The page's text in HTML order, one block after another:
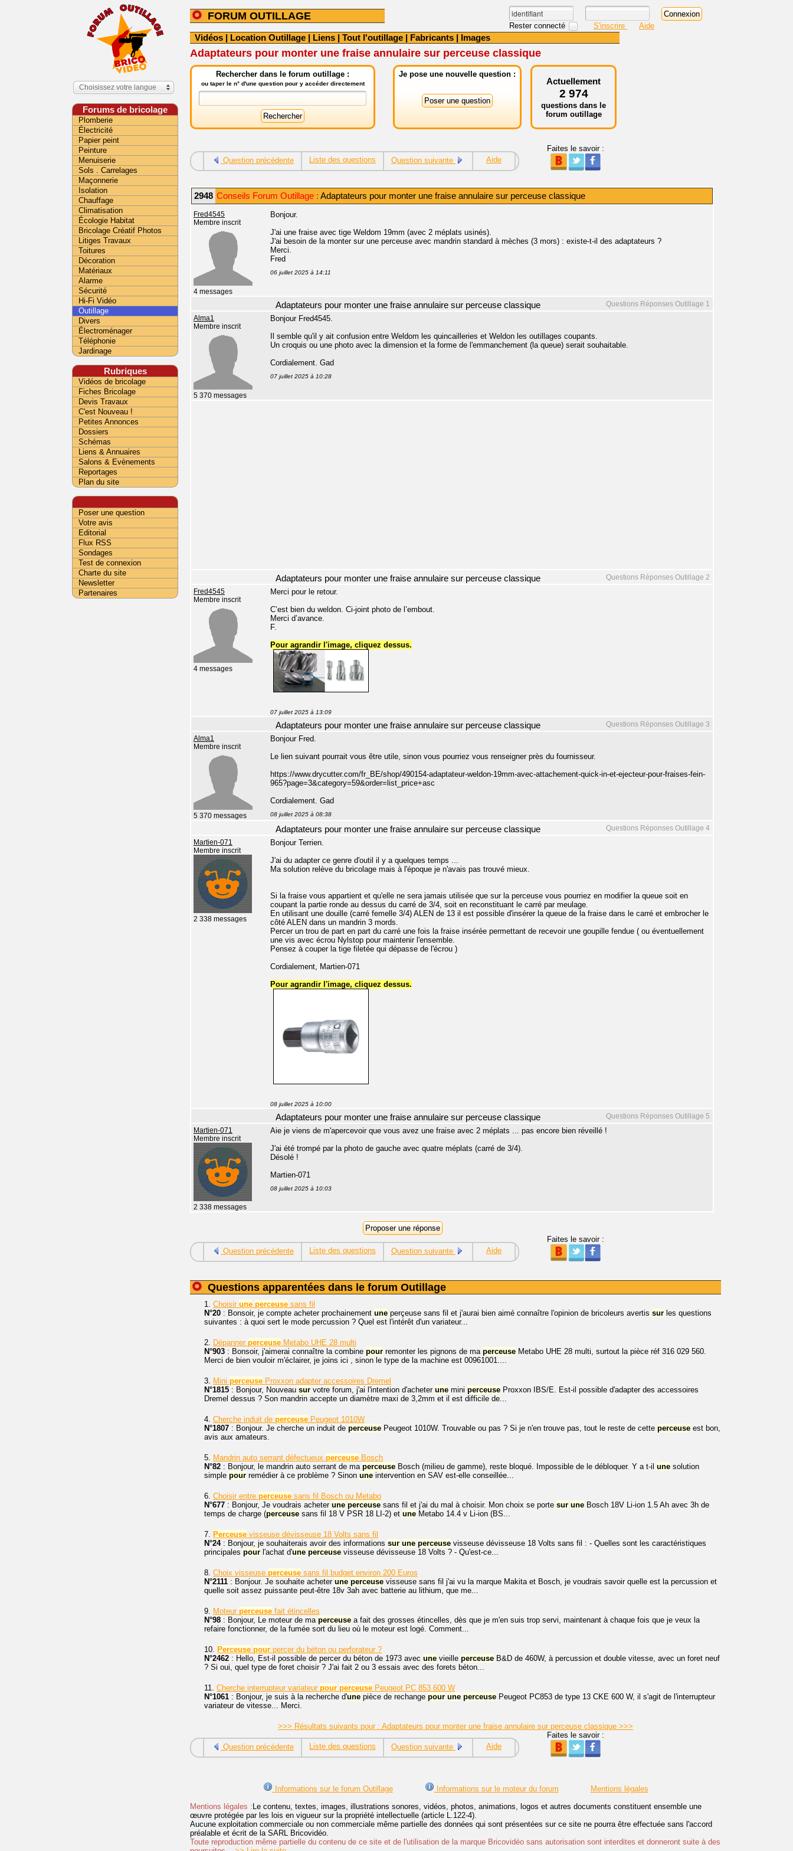
FORUM OUTILLAGE
Rester connecté S'inscrire Aide
Vidéos | Location Outillage | Liens | Tout l'outillage | Fabricants | Images
Adaptateurs pour monter une fraise annulaire sur perceuse classique
Rechercher dans le forum outillage :
ou taper le n° d'une question pour y accéder directement
Je pose une nouvelle question :
Actuellement
2 974
questions dans le
forum outillage
Question précédente Liste des questions Question suivante Aide
Faites le savoir :
2948 Conseils Forum Outillage : Adaptateurs pour monter une fraise annulaire sur perceuse classique
Fred4545
Membre inscrit
4 messages
Bonjour.
J'ai une fraise avec tige Weldom 19mm (avec 2 méplats usinés).
J'ai besoin de la monter sur une perceuse avec mandrin standard à mèches (3 mors) : existe-t-il des adaptateurs ?
Merci.
Fred
06 juillet 2025 à 14:11
Questions Réponses Outillage 1
Adaptateurs pour monter une fraise annulaire sur perceuse classique
Alma1
Membre inscrit
5 370 messages
Bonjour Fred4545.
Il semble qu'il y ait confusion entre Weldom les quincailleries et Weldon les outillages coupants.
Un croquis ou une photo avec la dimension et la forme de l'emmanchement (la queue) serait souhaitable.
Cordialement. Gad
07 juillet 2025 à 10:28
Questions Réponses Outillage 2
Adaptateurs pour monter une fraise annulaire sur perceuse classique
Fred4545
Membre inscrit
4 messages
Merci pour le retour.
C’est bien du weldon. Ci-joint photo de l’embout.
Merci d’avance.
F.
Pour agrandir l'image, cliquez dessus.
07 juillet 2025 à 13:09
Questions Réponses Outillage 3
Adaptateurs pour monter une fraise annulaire sur perceuse classique
Alma1
Membre inscrit
5 370 messages
Bonjour Fred.
Le lien suivant pourrait vous être utile, sinon vous pourriez vous renseigner près du fournisseur.
https://www.drycutter.com/fr_BE/shop/490154-adaptateur-weldon-19mm-avec-attachement-quick-in-et-ejecteur-pour-fraises-fein-
965?page=3&category=59&order=list_price+asc
Cordialement. Gad
08 juillet 2025 à 08:38
Questions Réponses Outillage 4
Adaptateurs pour monter une fraise annulaire sur perceuse classique
Martien-071
Membre inscrit
2 338 messages
Bonjour Terrien.
J'ai du adapter ce genre d'outil il y a quelques temps ...
Ma solution relève du bricolage mais à l'époque je n'avais pas trouvé mieux.
Si la fraise vous appartient et qu'elle ne sera jamais utilisée que sur la perceuse vous pourriez en modifier la queue soit en
coupant la partie ronde au dessus du carré de 3/4, soit en reconstituant le carré par meulage.
En utilisant une douille (carré femelle 3/4) ALEN de 13 il est possible d'insérer la queue de la fraise dans le carré et embrocher le
côté ALEN dans un mandrin 3 mords.
Percer un trou de part en part du carré une fois la fraise insérée permettant de recevoir une goupille fendue ( ou éventuellement
une vis avec écrou Nylstop pour maintenir l'ensemble.
Pensez à couper la tige filetée qui dépasse de l'écrou )
Cordialement, Martien-071
Pour agrandir l'image, cliquez dessus.
08 juillet 2025 à 10:00
Questions Réponses Outillage 5
Adaptateurs pour monter une fraise annulaire sur perceuse classique
Martien-071
Membre inscrit
2 338 messages
Aie je viens de m'apercevoir que vous avez une fraise avec 2 méplats ... pas encore bien réveillé !
J'ai été trompé par la photo de gauche avec quatre méplats (carré de 3/4).
Désolé !
Martien-071
08 juillet 2025 à 10:03
Question précédente Liste des questions Question suivante Aide
Faites le savoir :
Questions apparentées dans le forum Outillage
1. Choisir une perceuse sans fil
N°20 : Bonsoir, je compte acheter prochainement une perçeuse sans fil et j'aurai bien aimé connaître l'opinion de bricoleurs avertis sur les questions
suivantes : à quoi sert le mode percussion ? Quel est l'intérêt d'un variateur...
2. Dépanner perceuse Metabo UHE 28 multi
N°903 : Bonsoir, j'aimerai connaître la combine pour remonter les pignons de ma perceuse Metabo UHE 28 multi, surtout la pièce réf 316 029 560.
Merci de bien vouloir m'éclairer, je joins ici , sinon le type de la machine est 00961001....
3. Mini perceuse Proxxon adapter accessoires Dremel
N°1815 : Bonjour, Nouveau sur votre forum, j'ai l'intention d'acheter une mini perceuse Proxxon IBS/E. Est-il possible d'adapter des accessoires
Dremel dessus ? Son mandrin accepte un diamètre maxi de 3,2mm et il est difficile de...
4. Cherche induit de perceuse Peugeot 1010W
N°1807 : Bonjour. Je cherche un induit de perceuse Peugeot 1010W. Trouvable ou pas ? Si je n'en trouve pas, tout le reste de cette perceuse est bon,
avis aux amateurs.
5. Mandrin auto serrant défectueux perceuse Bosch
N°82 : Bonjour, le mandrin auto serrant de ma perceuse Bosch (milieu de gamme), reste bloqué. Impossible de le débloquer. Y a t-il une solution
simple pour remédier à ce problème ? Sinon une intervention en SAV est-elle conseillée...
6. Choisir entre perceuse sans fil Bosch ou Metabo
N°677 : Bonjour, Je voudrais acheter une perceuse sans fil et j'ai du mal à choisir. Mon choix se porte sur une Bosch 18V Li-ion 1.5 Ah avec 3h de
temps de charge (perceuse sans fil 18 V PSR 18 LI-2) et une Metabo 14.4 v Li-ion (BS...
7. Perceuse visseuse dévisseuse 18 Volts sans fil
N°24: Bonjour, je souhaiterais avoir des informations sur une perceuse visseuse dévisseuse 18 Volts sans fil : - Quelles sont les caractéristiques
principales pour l'achat d'une perceuse visseuse dévisseuse 18 Volts ? - Qu'est-ce...
8. Choix visseuse perceuse sans fil budget environ 200 Euros
N°2111 : Bonjour. Je souhaite acheter une perceuse visseuse sans fil j'ai vu la marque Makita et Bosch, je voudrais savoir quelle est la percussion et
quelle soit assez puissante peut-être 18v 3ah avec batterie au lithium, que me...
9. Moteur perceuse fait étincelles
N°98 : Bonjour, Le moteur de ma perceuse a fait des grosses étincelles, dès que je m'en suis trop servi, maintenant à chaque fois que je veux la
refaire fonctionner, de la fumée sort du lieu où le moteur est logé. Comment...
10. Perceuse pour percer du béton ou perforateur ?
N°2462 : Hello, Est-il possible de percer du béton de 1973 avec une vieille perceuse B&D de 460W, à percussion et double vitesse, avec un foret neuf
? Si oui, quel type de foret choisir ? J'ai fait 2 ou 3 essais avec des forets béton...
11. Cherche interrupteur variateur pour perceuse Peugeot PC 853 600 W
N°1061 : Bonjour, je suis à la recherche d'une pièce de rechange pour une perceuse Peugeot PC853 de type 13 CKE 600 W, il s'agit de l'interrupteur
variateur de vitesse... Merci.
>>> Résultats suivants pour : Adaptateurs pour monter une fraise annulaire sur perceuse classique >>>
Question précédente Liste des questions Question suivante Aide
Faites le savoir :
Informations sur le forum Outillage Informations sur le moteur du forum
Mentions légales
Mentions légales : Le contenu, textes, images, illustrations sonores, vidéos, photos, animations, logos et autres documents constituent ensemble une
œuvre protégée par les lois en vigueur sur la propriété intellectuelle (article L.122-4).
Aucune exploitation commerciale ou non commerciale même partielle des données qui sont présentées sur ce site ne pourra être effectuée sans l'accord
préalable et écrit de la SARL Bricovidéo.
Toute reproduction même partielle du contenu de ce site et de l'utilisation de la marque Bricovidéo sans autorisation sont interdites et donneront suite à des
Choisissez votre langue
Forums de bricolage
Plomberie
Électricité
Papier peint
Peinture
Menuiserie
Sols . Carrelages
Maçonnerie
Isolation
Chauffage
Climatisation
Écologie Habitat
Bricolage Créatif Photos
Litiges Travaux
Toitures
Décoration
Matériaux
Alarme
Sécurité
Hi-Fi Vidéo
Outillage
Divers
Électroménager
Téléphonie
Jardinage
Rubriques
Vidéos de bricolage
Fiches Bricolage
Devis Travaux
C'est Nouveau !
Petites Annonces
Dossiers
Schémas
Liens & Annuaires
Salons & Evènements
Reportages
Plan du site
Poser une question
Votre avis
Editorial
Flux RSS
Sondages
Test de connexion
Charte du site
Newsletter
Partenaires